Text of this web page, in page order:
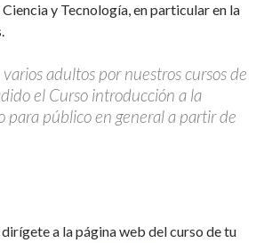
Ciencia y Tecnología, en particular en la
adultos por nuestros cursos de
el Curso introducción a la
para público en general a partir de
a la página web del curso de tu